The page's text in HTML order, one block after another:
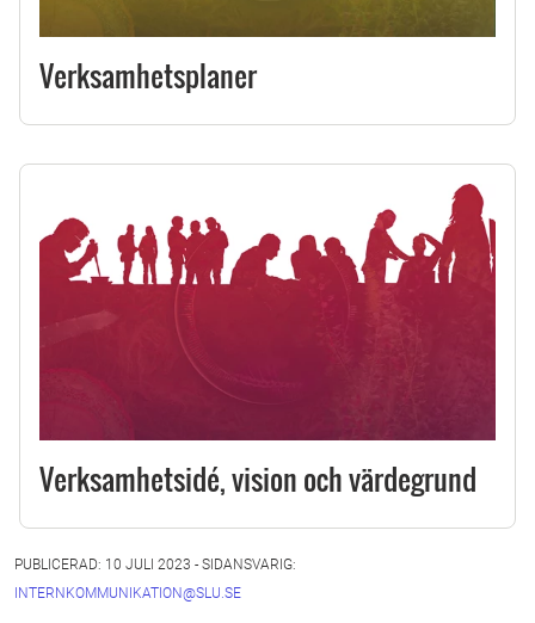
Verksamhetsplaner
Verksamhetsidé, vision och värdegrund
PUBLICERAD: 10 JULI 2023 - SIDANSVARIG:
INTERNKOMMUNIKATION@SLU.SE